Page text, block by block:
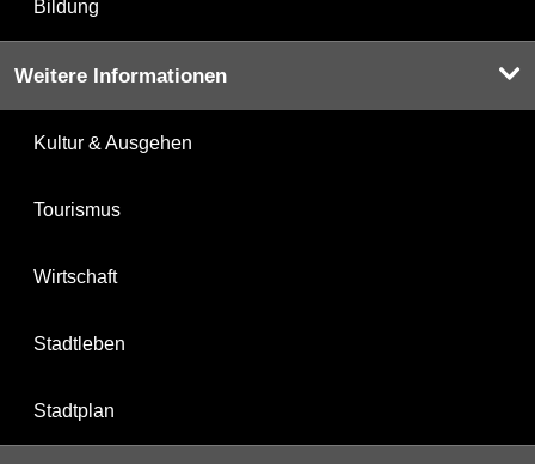
Bildung
Weitere Informationen
Kultur & Ausgehen
Tourismus
Wirtschaft
Stadtleben
Stadtplan